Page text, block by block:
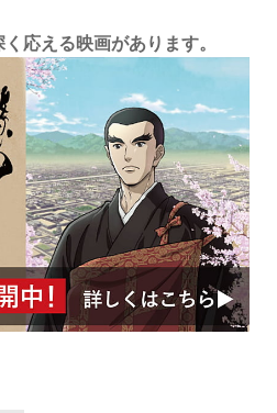
応える映画があります。